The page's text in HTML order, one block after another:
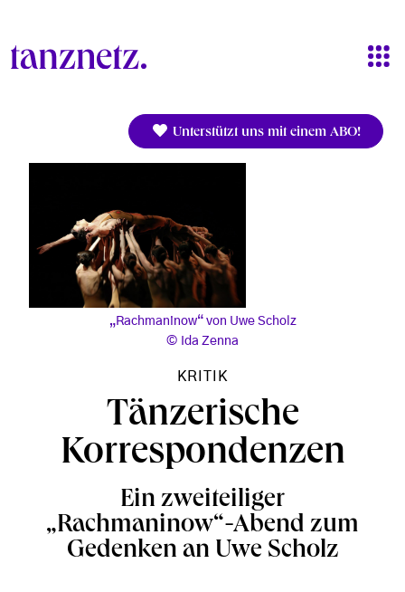
Unterstützt uns mit einem ABO!
„Rachmaninow“ von Uwe Scholz
Ida Zenna
KRITIK
Tänzerische
Korrespondenzen
Ein zweiteiliger
„Rachmaninow“-Abend zum
Gedenken an Uwe Scholz